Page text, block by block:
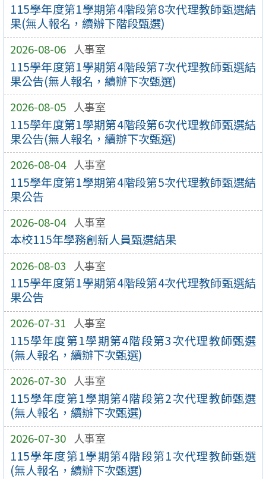
115學年度第1學期第4階段第8次代理教師甄選結
果(無人報名，續辦下階段甄選)
2026-08-06 人事室
115學年度第1學期第4階段第7次代理教師甄選結
果公告(無人報名，續辦下次甄選)
2026-08-05 人事室
115學年度第1學期第4階段第6次代理教師甄選結
果公告(無人報名，續辦下次甄選)
2026-08-04 人事室
115學年度第1學期第4階段第5次代理教師甄選結
果公告
2026-08-04 人事室
本校115年學務創新人員甄選結果
2026-08-03 人事室
115學年度第1學期第4階段第4次代理教師甄選結
果公告
2026-07-31 人事室
115學年度第1學期第4階段第3次代理教師甄選
(無人報名，續辦下次甄選)
2026-07-30 人事室
115學年度第1學期第4階段第2次代理教師甄選
(無人報名，續辦下次甄選)
2026-07-30 人事室
115學年度第1學期第4階段第1次代理教師甄選
(無人報名，續辦下次甄選)